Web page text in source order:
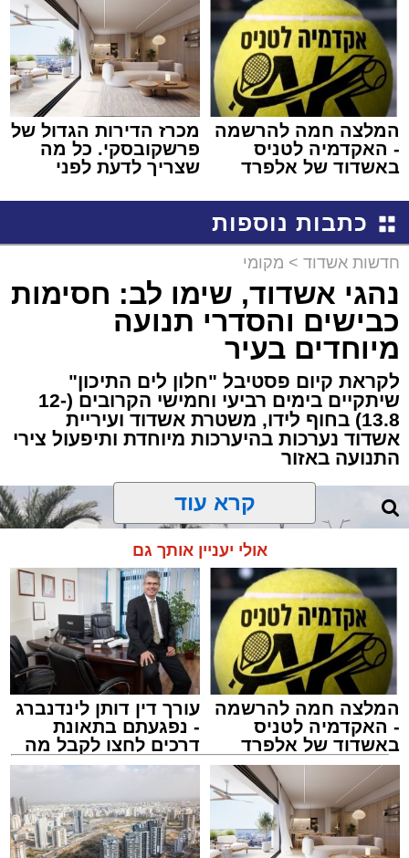
המלצה חמה להרשמה
- האקדמיה לטניס
באשדוד של אלפרד
מכרז הדירות הגדול של
פרשקובסקי. כל מה
שצריך לדעת לפני
באשדוד
כתבות נוספות
חדשות אשדוד > מקומי
נהגי אשדוד, שימו לב: חסימות
כבישים והסדרי תנועה
מיוחדים בעיר
לקראת קיום פסטיבל "חלון לים התיכון"
שיתקיים בימים רביעי וחמישי הקרובים (12-
13.8) בחוף לידו, משטרת אשדוד ועיריית
אשדוד נערכות בהיערכות מיוחדת ותיפעול צירי
התנועה באזור
הכבישים פתוחים באשדוד
מערכת האתר / 13:52 10.08.26
קרא עוד
אולי יעניין אותך גם
המלצה חמה להרשמה
- האקדמיה לטניס
באשדוד של אלפרד
קריאולנסקי - לילדים
עורך דין דותן לינדנברג
- נפגעתם בתאונת
דרכים לחצו לקבל מה
שמגיע לכם